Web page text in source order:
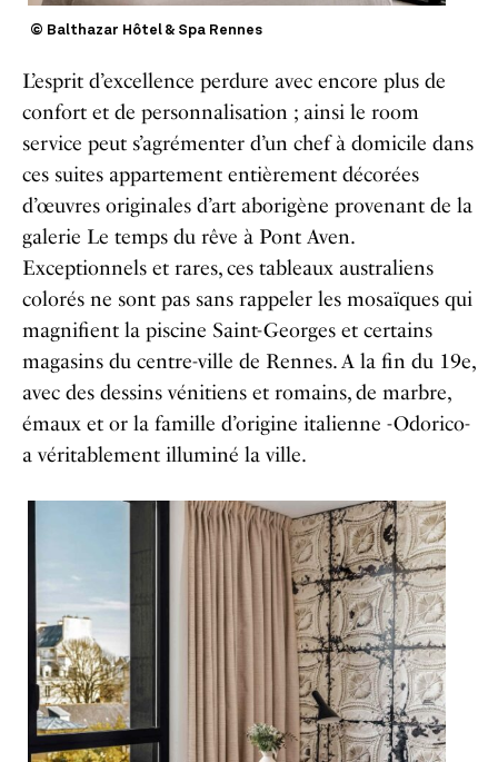
© Balthazar Hôtel & Spa Rennes
L’esprit d’excellence perdure avec encore plus de
confort et de personnalisation ; ainsi le room
service peut s’agrémenter d’un chef à domicile dans
ces suites appartement entièrement décorées
d’œuvres originales d’art aborigène provenant de la
galerie Le temps du rêve à Pont Aven.
Exceptionnels et rares, ces tableaux australiens
colorés ne sont pas sans rappeler les mosaïques qui
magnifient la piscine Saint-Georges et certains
magasins du centre-ville de Rennes. A la fin du 19e,
avec des dessins vénitiens et romains, de marbre,
émaux et or la famille d’origine italienne -Odorico-
a véritablement illuminé la ville.